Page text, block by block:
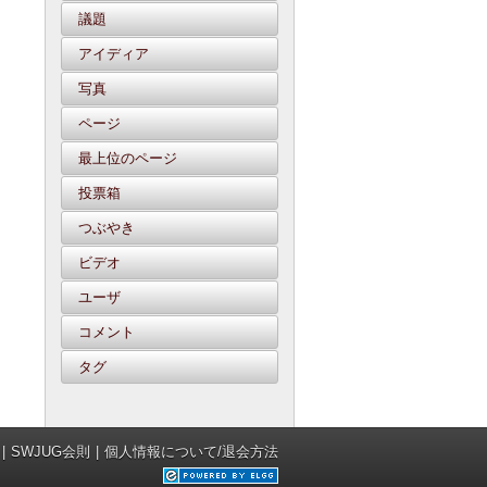
議題
アイディア
写真
ページ
最上位のページ
投票箱
つぶやき
ビデオ
ユーザ
コメント
タグ
SWJUG会則 個人情報について/退会方法